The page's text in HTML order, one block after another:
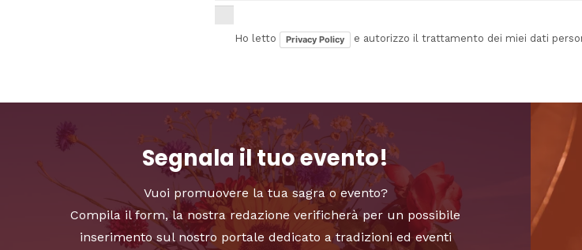
Ho letto Privacy Policy e autorizzo il trattamento dei miei dati
Segnala il tuo evento!
Vuoi promuovere la tua sagra o evento?
Compila il form, la nostra redazione verificherà per un possibile
inserimento sul nostro portale dedicato a tradizioni ed eventi